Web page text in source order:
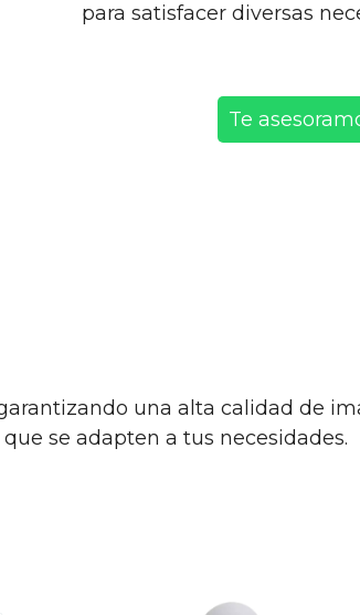
para satisfacer diversas
Te
una alta calidad de
se adapten a tus necesidades.